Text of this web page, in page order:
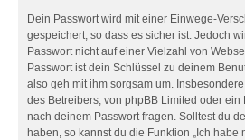
Dein Passwort wird mit einer Einwege-
gespeichert, so dass es sicher ist. Jedoch
Passwort nicht auf einer Vielzahl von
Passwort ist dein Schlüssel zu deinem
also geh mit ihm sorgsam um.
des Betreibers, von phpBB Limited oder ein
nach deinem Passwort fragen. Solltest du
haben, so kannst du die Funktion „Ich habe